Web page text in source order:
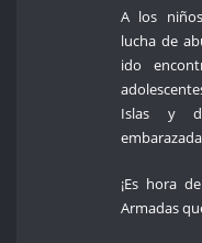
A los
lucha de
ido
Islas y
¡Es hora
Armadas